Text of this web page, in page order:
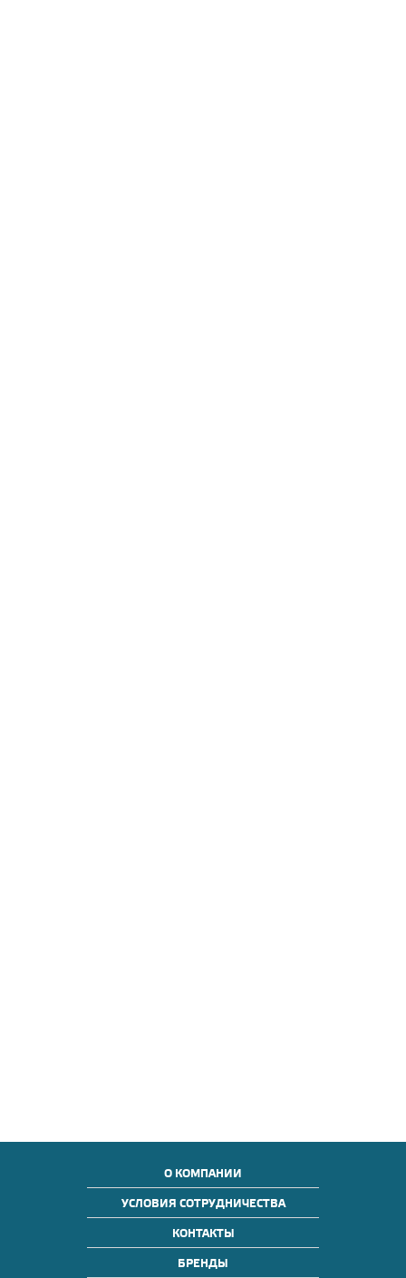
О КОМПАНИИ
УСЛОВИЯ СОТРУДНИЧЕСТВА
КОНТАКТЫ
БРЕНДЫ